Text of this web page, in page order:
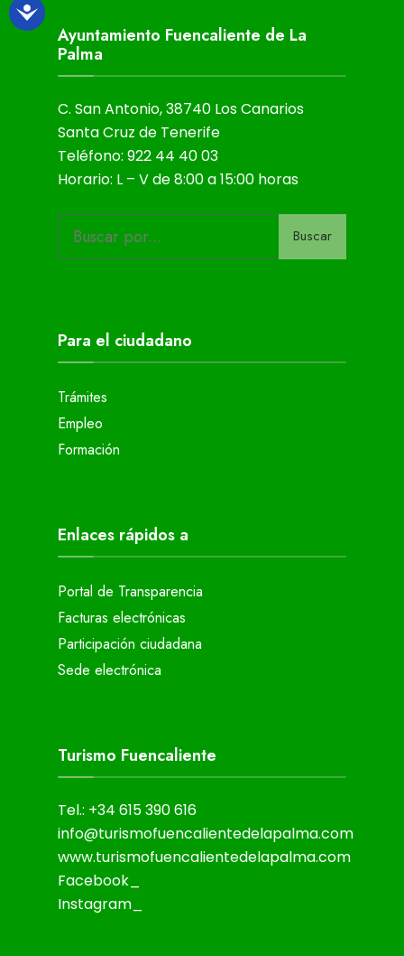
Ayuntamiento Fuencaliente de La
Palma
C. San Antonio, 38740 Los Canarios
Santa Cruz de Tenerife
Teléfono: 922 44 40 03
Horario: L – V de 8:00 a 15:00 horas
Buscar
Para el ciudadano
Trámites
Empleo
Formación
Enlaces rápidos a
Portal de Transparencia
Facturas electrónicas
Participación ciudadana
Sede electrónica
Turismo Fuencaliente
Tel.: +34 615 390 616
info@turismofuencalientedelapalma.com
www.turismofuencalientedelapalma.com
Facebook_
Instagram_